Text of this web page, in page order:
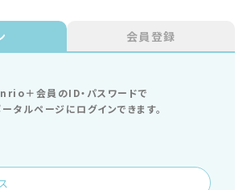
会員登録
＋会員のID・パスワードで
タルページにログインできます。